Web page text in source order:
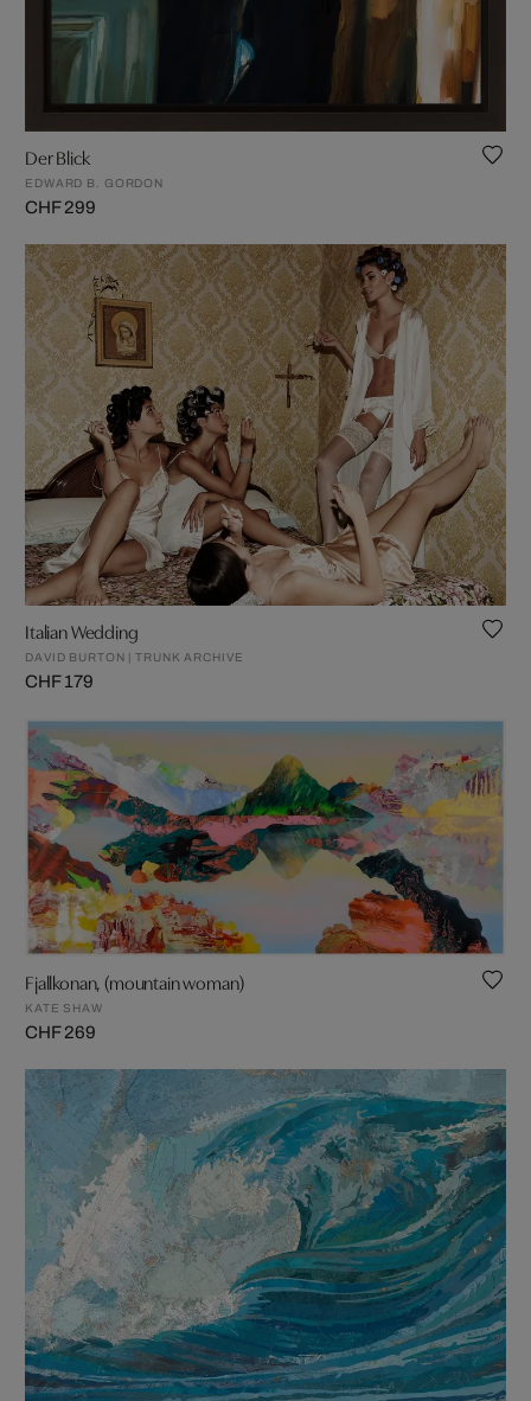
Der Blick
EDWARD B. GORDON
CHF 299
Italian Wedding
DAVID BURTON | TRUNK ARCHIVE
CHF 179
Fjallkonan, (mountain woman)
KATE SHAW
CHF 269